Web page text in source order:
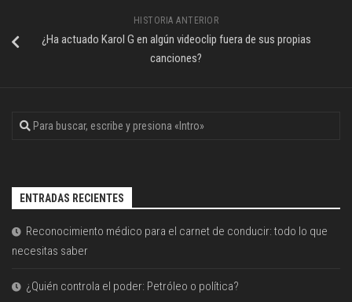
HISTORIA ANTERIOR
¿Ha actuado Karol G en algún videoclip fuera de sus propias
canciones?
ENTRADAS RECIENTES
Reconocimiento médico para el carnet de conducir: todo lo que
necesitas saber
¿Quién controla el poder: Petróleo o política?